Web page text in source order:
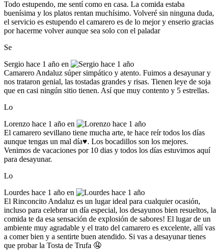
Todo estupendo, me sentí como en casa. La comida estaba
buenísima y los platos rentan muchísimo. Volveré sin ninguna duda,
el servicio es estupendo el camarero es de lo mejor y enserio gracias
por hacerme volver aunque sea solo con el paladar
Se
Sergio hace 1 año en
Camarero Andaluz súper simpático y atento. Fuimos a desayunar y
nos trataron genial, las tostadas grandes y risas. Tienen leye de soja
que en casi ningún sitio tienen. Así que muy contento y 5 estrellas.
Lo
Lorenzo hace 1 año en
El camarero sevillano tiene mucha arte, te hace reír todos los días
aunque tengas un mal día♥️. Los bocadillos son los mejores.
Venimos de vacaciones por 10 dias y todos los días estuvimos aquí
para desayunar.
Lo
Lourdes hace 1 año en
El Rinconcito Andaluz es un lugar ideal para cualquier ocasión,
incluso para celebrar un día especial, los desayunos bien resueltos, la
comida te da esa sensación de explosión de sabores! El lugar de un
ambiente muy agradable y el trato del camarero es excelente, allí vas
a comer bien y a sentirte buen atendido. Si vas a desayunar tienes
que probar la Tosta de Trufa 🤤